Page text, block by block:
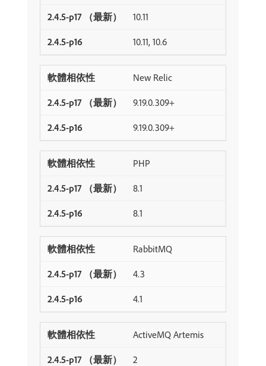
10.11
10.11, 10.6
New Relic
9.19.0.309+
9.19.0.309+
PHP
8.1
8.1
RabbitMQ
4.3
4.1
ActiveMQ Artemis
2